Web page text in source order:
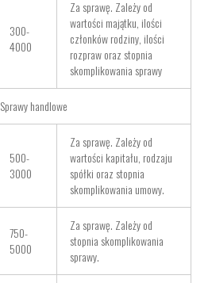
300-
4000
Za sprawę. Zależy od
wartości majątku, ilości
członków rodziny, ilości
rozpraw oraz stopnia
skomplikowania sprawy
Sprawy handlowe
500-
3000
Za sprawę. Zależy od
wartości kapitału, rodzaju
spółki oraz stopnia
skomplikowania umowy.
750-
5000
Za sprawę. Zależy od
stopnia skomplikowania
sprawy.